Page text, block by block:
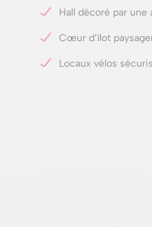
Hall décoré par
Cœur d’îlot
Locaux vélos